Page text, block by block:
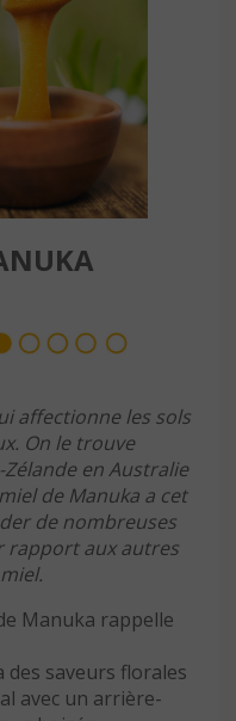
affectionne les sols
On le trouve
en Australie
de Manuka a cet
de nombreuses
rapport aux autres
Manuka rappelle
des saveurs florales
avec un arrière-